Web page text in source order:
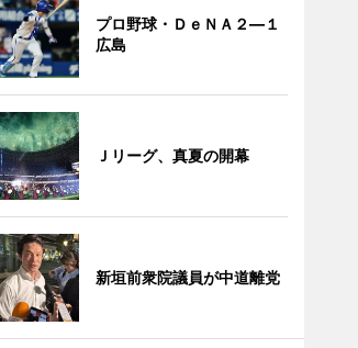
プロ野球・ＤｅＮＡ２―１
広島
Ｊリーグ、真夏の開幕
新垣前衆院議員が中道離党